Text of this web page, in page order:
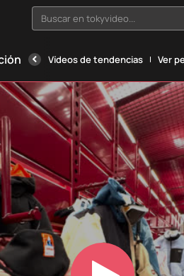
Buscar en tokyvideo...
Vídeos de tendencias Ver